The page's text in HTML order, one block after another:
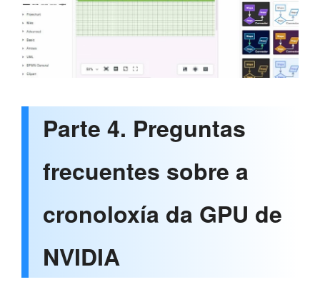
Parte 4. Preguntas
frecuentes sobre a
cronoloxía da GPU de
NVIDIA